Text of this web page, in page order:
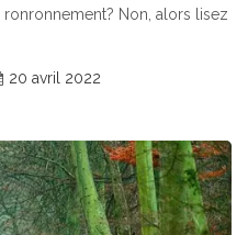
Non, alors lisez
20 avril 2022